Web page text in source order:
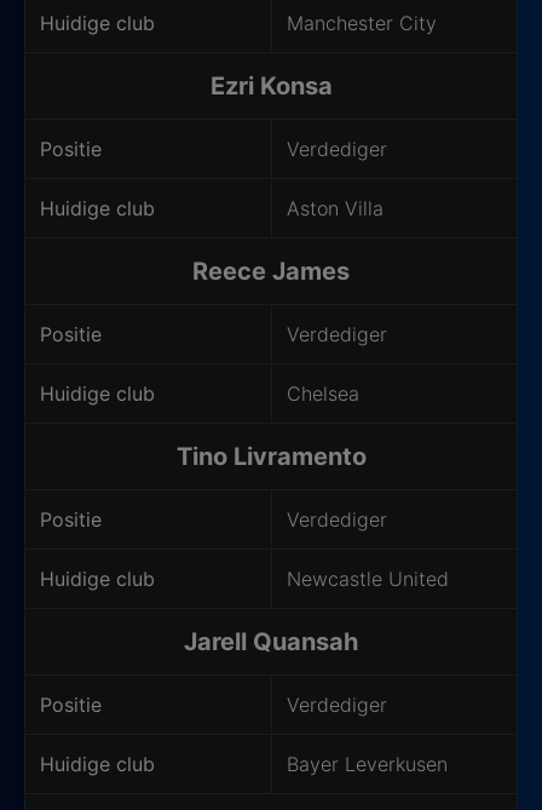
Huidige club Manchester City
Ezri Konsa
Positie Verdediger
Huidige club Aston Villa
Reece James
Positie Verdediger
Huidige club Chelsea
Tino Livramento
Positie Verdediger
Huidige club Newcastle United
Jarell Quansah
Positie Verdediger
Huidige club Bayer Leverkusen